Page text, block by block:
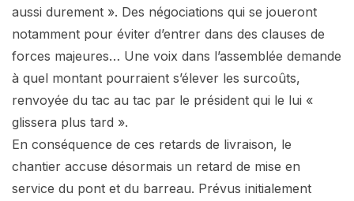
aussi durement ». Des négociations qui se joueront
notamment pour éviter d’entrer dans des clauses de
forces majeures… Une voix dans l’assemblée demande
à quel montant pourraient s’élever les surcoûts,
renvoyée du tac au tac par le président qui le lui «
glissera plus tard ».
En conséquence de ces retards de livraison, le
chantier accuse désormais un retard de mise en
service du pont et du barreau. Prévus initialement